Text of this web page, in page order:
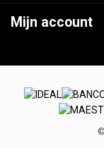
Mijn account